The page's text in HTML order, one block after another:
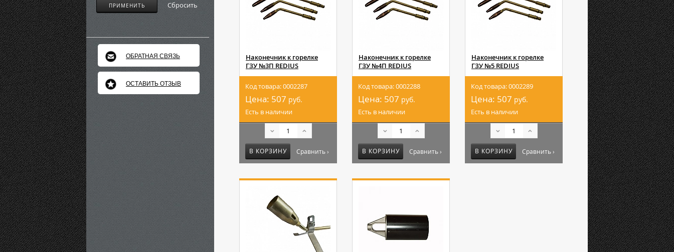
Наконечник к горелке
ГЗУ №3П REDIUS
Код товара: 0002287
Цена: 507 руб.
Есть в наличии
В КОРЗИНУ Сравнить ›
Наконечник к горелке
ГЗУ №4П REDIUS
Код товара: 0002288
Цена: 507 руб.
Есть в наличии
В КОРЗИНУ Сравнить ›
Наконечник к горелке
ГЗУ №5 REDIUS
Код товара: 0002289
Цена: 507 руб.
Есть в наличии
В КОРЗИНУ Сравнить ›
ПРИМЕНИТЬ Сбросить
ОБРАТНАЯ СВЯЗЬ
ОСТАВИТЬ ОТЗЫВ